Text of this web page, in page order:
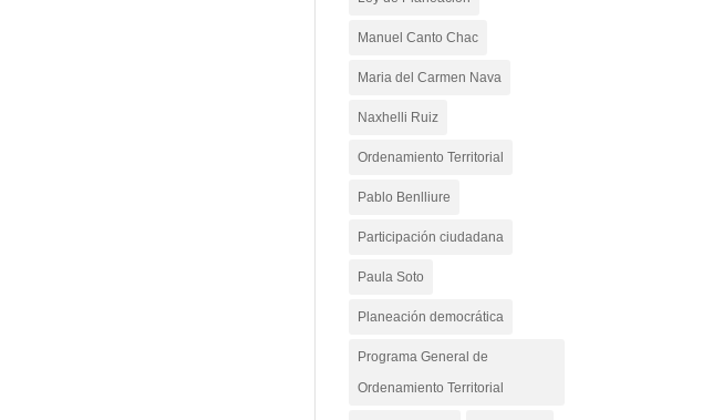
Manuel Canto Chac
Maria del Carmen Nava
Naxhelli Ruiz
Ordenamiento Territorial
Pablo Benlliure
Participación ciudadana
Paula Soto
Planeación democrática
Programa General de
Ordenamiento Territorial